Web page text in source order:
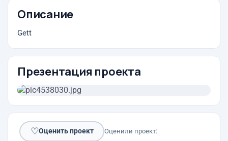
Описание
Gett
Презентация проекта
♡Оценить проект Оценили проект: